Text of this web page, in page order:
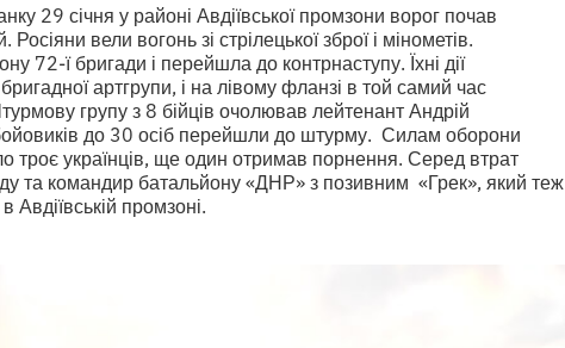
29 січня у районі Авдіївської промзони ворог почав
вели вогонь зі стрілецької зброї і мінометів.
72-ї бригади і перейшла до контрнаступу. Їхні дії
артгрупи, і на лівому фланзі в той самий час
групу з 8 бійців очолював лейтенант Андрій
до 30 осіб перейшли до штурму. Силам оборони
троє українців, ще один отримав порнення. Серед втрат
та командир батальйону «ДНР» з позивним «Грек», який теж
промзоні.